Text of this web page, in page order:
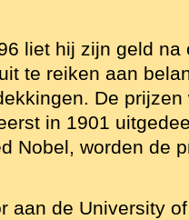
liet hij zijn geld na
te reiken aan
De
in 1901
Nobel, worden de
aan de University